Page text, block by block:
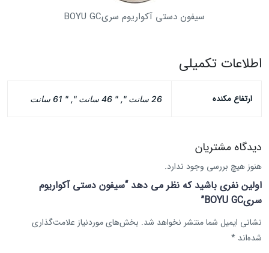
سیفون دستی آکواریوم سریBOYU GC
اطلاعات تکمیلی
ارتفاع مکنده 26 سانت ", " 46 سانت ", " 61 سانت
دیدگاه مشتریان
هنوز هیچ بررسی وجود ندارد.
اولین نفری باشید که نظر می دهد “سیفون دستی آکواریوم
سریBOYU GC”
نشانی ایمیل شما منتشر نخواهد شد. بخش‌های موردنیاز علامت‌گذاری
شده‌اند *